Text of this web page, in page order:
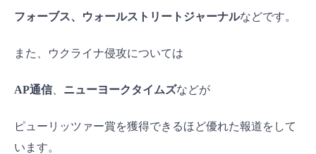
フォーブス、 ウォールストリートジャーナルなどです。
また、ウクライナ侵攻については
AP通信 ニューヨークタイムズなどが
ピューリッツァー賞を獲得できるほど優れた報道をして
います。